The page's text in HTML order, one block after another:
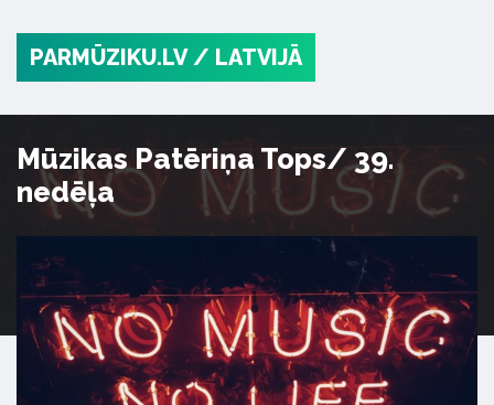
PARMŪZIKU.LV / LATVIJĀ
Mūzikas Patēriņa Tops/ 39.
nedēļa